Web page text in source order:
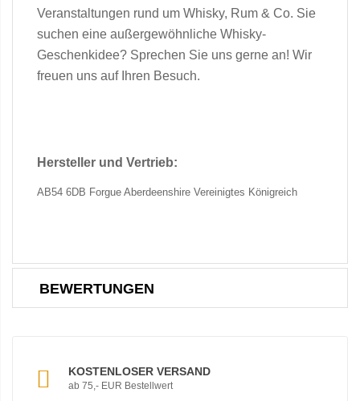
Veranstaltungen rund um Whisky, Rum & Co. Sie
suchen eine außergewöhnliche Whisky-
Geschenkidee? Sprechen Sie uns gerne an! Wir
freuen uns auf Ihren Besuch.
Hersteller und Vertrieb:
AB54 6DB Forgue Aberdeenshire Vereinigtes Königreich
BEWERTUNGEN
KOSTENLOSER VERSAND
ab 75,- EUR Bestellwert